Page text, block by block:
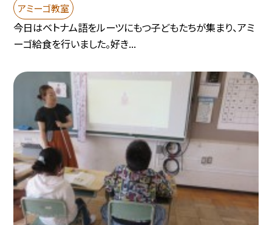
アミーゴ教室
今日はベトナム語をルーツにもつ子どもたちが集まり、アミ
ーゴ給食を行いました。好き...